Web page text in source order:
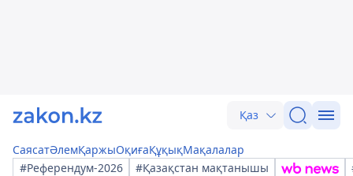
Қаз
СаясатӘлемҚаржыОқиғаҚұқықМақалалар
#Референдум-2026
#Қазақстан мақтанышы